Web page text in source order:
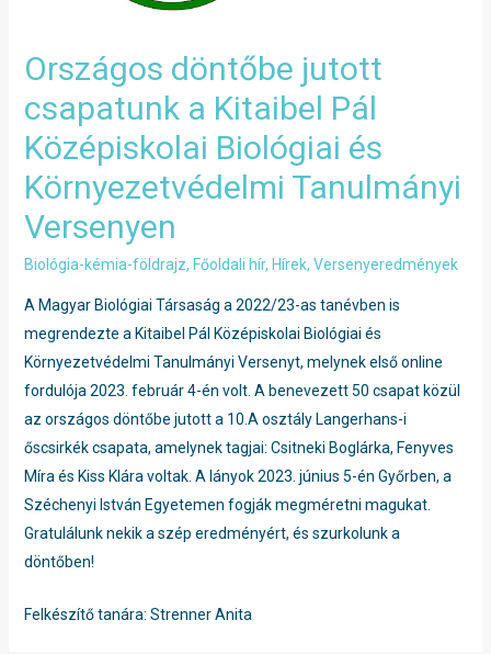
Országos döntőbe jutott
csapatunk a Kitaibel Pál
Középiskolai Biológiai és
Környezetvédelmi Tanulmányi
Versenyen
Biológia-kémia-földrajz, Főoldali hír, Hírek, Versenyeredmények
A Magyar Biológiai Társaság a 2022/23-as tanévben is
megrendezte a Kitaibel Pál Középiskolai Biológiai és
Környezetvédelmi Tanulmányi Versenyt, melynek első online
fordulója 2023. február 4-én volt. A benevezett 50 csapat közül
az országos döntőbe jutott a 10.A osztály Langerhans-i
őscsirkék csapata, amelynek tagjai: Csitneki Boglárka, Fenyves
Míra és Kiss Klára voltak. A lányok 2023. június 5-én Győrben, a
Széchenyi István Egyetemen fogják megméretni magukat.
Gratulálunk nekik a szép eredményért, és szurkolunk a
döntőben!
Felkészítő tanára: Strenner Anita